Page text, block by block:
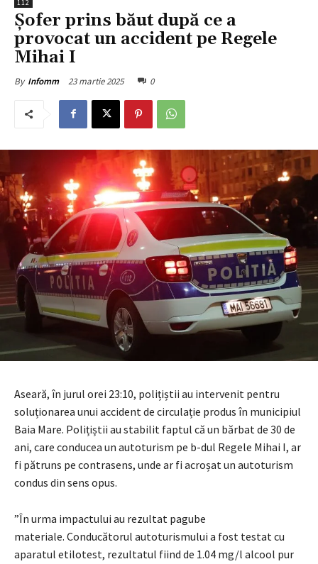
112
Șofer prins băut după ce a
provocat un accident pe Regele
Mihai I
By Infomm 23 martie 2025 0
Aseară, în jurul orei 23:10, polițiștii au intervenit pentru
soluționarea unui accident de circulație produs în municipiul
Baia Mare. Polițiștii au stabilit faptul că un bărbat de 30 de
ani, care conducea un autoturism pe b-dul Regele Mihai I, ar
fi pătruns pe contrasens, unde ar fi acroșat un autoturism
condus din sens opus.
”În urma impactului au rezultat pagube
materiale. Conducătorul autoturismului a fost testat cu
aparatul etilotest, rezultatul fiind de 1.04 mg/l alcool pur